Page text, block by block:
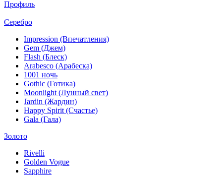
Профиль
Серебро
Impression (Впечатления)
Gem (Джем)
Flash (Блеск)
Arabesco (Арабеска)
1001 ночь
Gothic (Готика)
Moonlight (Лунный свет)
Jardin (Жардин)
Happy Spirit (Счастье)
Gala (Гала)
Золото
Rivelli
Golden Vogue
Sapphire